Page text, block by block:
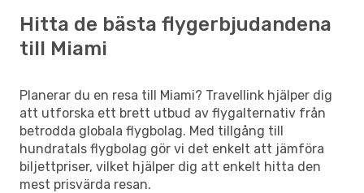
Hitta de bästa flygerbjudandena
till Miami
Planerar du en resa till Miami? Travellink hjälper dig
att utforska ett brett utbud av flygalternativ från
betrodda globala flygbolag. Med tillgång till
hundratals flygbolag gör vi det enkelt att jämföra
biljettpriser, vilket hjälper dig att enkelt hitta den
mest prisvärda resan.